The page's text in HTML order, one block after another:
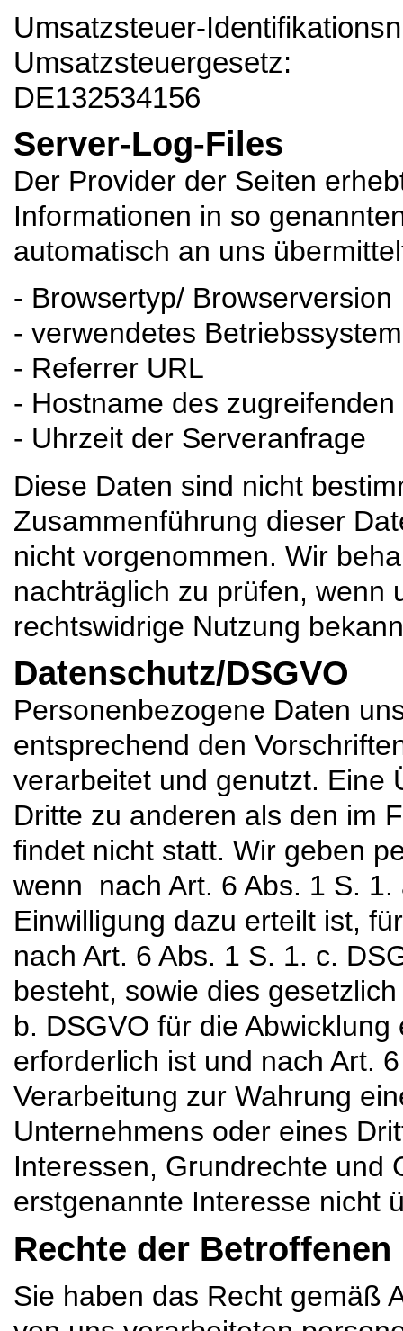
Umsatzsteuer-
Umsatzsteuergesetz:
DE132534156
Server-Log-Files
Der Provider der Seiten
Informationen in so
automatisch an uns
- Browsertyp/ Browserversion
- verwendetes Betriebssystem
- Referrer URL
- Hostname des
- Uhrzeit der Serveranfrage
Diese Daten sind nicht
Zusammenführung dieser
nicht vorgenommen. Wir
nachträglich zu prüfen, wenn
rechtswidrige Nutzung
Datenschutz/DSGVO
Personenbezogene Daten
entsprechend den
verarbeitet und genutzt. Eine
Dritte zu anderen als den im
findet nicht statt. Wir geben
wenn nach Art. 6 Abs. 1 S.
Einwilligung dazu erteilt ist,
nach Art. 6 Abs. 1 S. 1. c.
besteht, sowie dies
b. DSGVO für die
erforderlich ist und nach Art.
Verarbeitung zur Wahrung
Unternehmens oder eines
Interessen, Grundrechte und
erstgenannte Interesse nicht
Rechte der Betroffenen
Sie haben das Recht gemäß